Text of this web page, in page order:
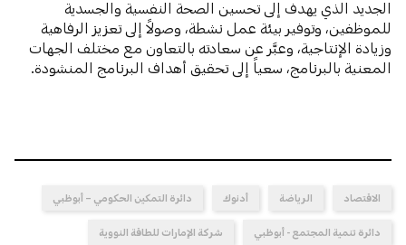
الجديد الذي يهدف إلى تحسين الصحة النفسية والجسدية
للموظفين، وتوفير بيئة عمل نشطة، وصولاً إلى تعزيز الرفاهية
وزيادة الإنتاجية، وعبَّر عن سعادته بالتعاون مع مختلف الجهات
المعنية بالبرنامج، سعياً إلى تحقيق أهداف البرنامج المنشودة.
الاقتصاد الرياضة أدنوك دائرة التمكين الحكومي – أبوظبي
دائرة تنمية المجتمع - أبوظبي شركة الإمارات للطاقة النووية